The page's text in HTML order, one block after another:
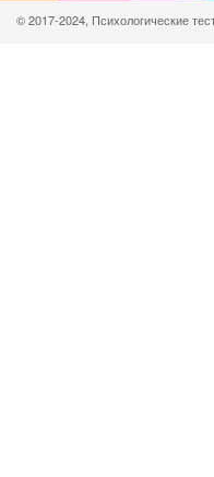
© 2017-2024, Психологические